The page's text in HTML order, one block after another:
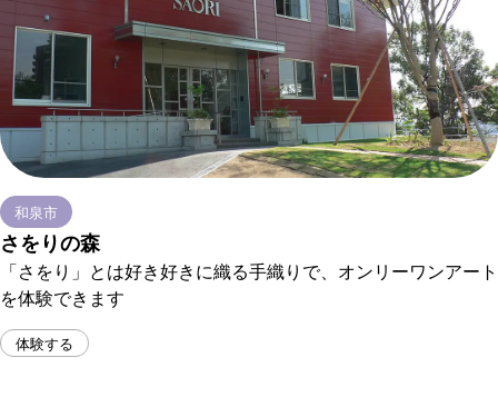
和泉市
さをりの森
「さをり」とは好き好きに織る手織りで、オンリーワンアート
を体験できます
体験する